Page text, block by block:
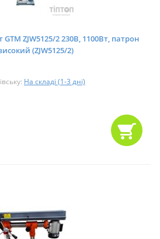
ZJW5125/2 230В, 1100Вт, патрон
(ZJW5125/2)
На складі (1-3 дні)